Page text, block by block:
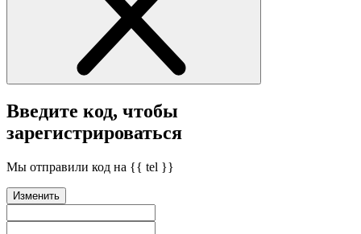
Введите код, чтобы
зарегистрироваться
Мы отправили код на {{ tel }}
Изменить